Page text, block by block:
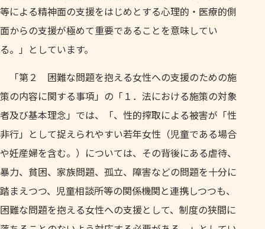
等による精神面の支援をはじめとする心理的・医療的側
面からの支援が極めて重要であることを意味してい
る。」としています。
「第２ 困難な問題を抱える女性への支援のための施
策の内容に関する事項」の「１．法における施策の対象
者及び基本理念」では、「、性的搾取による被害が「性
非行」として捉えられやすい若年女性（児童である場合
や妊産婦を含む。）については、その背後にある虐待、
暴力、貧困、家族問題、孤立、障害などの問題を十分に
踏まえつつ、児童相談所等の関係機関と連携しつつも、
困難な問題を抱える女性への支援として、制度の狭間に